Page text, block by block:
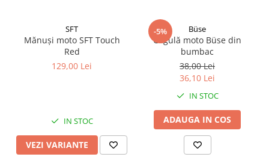
SFT
Mănuși moto SFT Touch
Red
129,00 Lei
IN STOC
VEZI VARIANTE
-5% Büse
Cagulă moto Büse din
bumbac
38,00 Lei
36,10 Lei
IN STOC
ADAUGA IN COS